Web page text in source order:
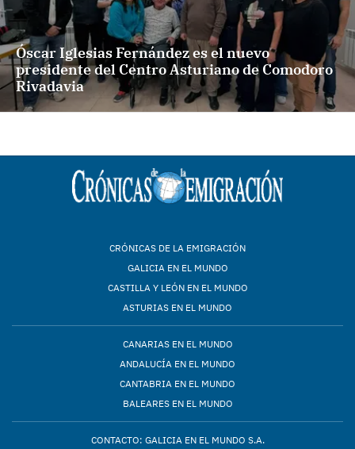
Óscar Iglesias Fernández es el nuevo
presidente del Centro Asturiano de Comodoro
Rivadavia
CRÓNICAS DE LA EMIGRACIÓN
GALICIA EN EL MUNDO
CASTILLA Y LEÓN EN EL MUNDO
ASTURIAS EN EL MUNDO
CANARIAS EN EL MUNDO
ANDALUCÍA EN EL MUNDO
CANTABRIA EN EL MUNDO
BALEARES EN EL MUNDO
CONTACTO: GALICIA EN EL MUNDO S.A.